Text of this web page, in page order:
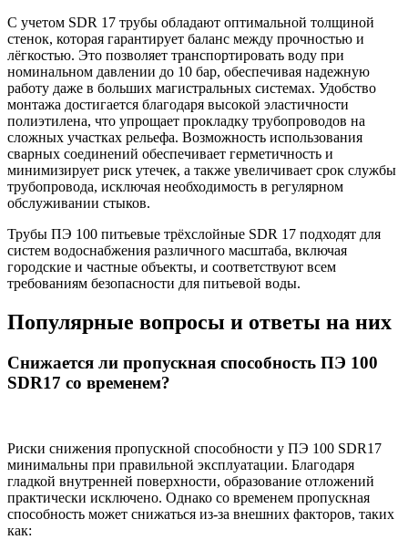
С учетом SDR 17 трубы обладают оптимальной толщиной
стенок, которая гарантирует баланс между прочностью и
лёгкостью. Это позволяет транспортировать воду при
номинальном давлении до 10 бар, обеспечивая надежную
работу даже в больших магистральных системах. Удобство
монтажа достигается благодаря высокой эластичности
полиэтилена, что упрощает прокладку трубопроводов на
сложных участках рельефа. Возможность использования
сварных соединений обеспечивает герметичность и
минимизирует риск утечек, а также увеличивает срок службы
трубопровода, исключая необходимость в регулярном
обслуживании стыков.
Трубы ПЭ 100 питьевые трёхслойные SDR 17 подходят для
систем водоснабжения различного масштаба, включая
городские и частные объекты, и соответствуют всем
требованиям безопасности для питьевой воды.
Популярные вопросы и ответы на них
Снижается ли пропускная способность ПЭ 100
SDR17 со временем?
Риски снижения пропускной способности у ПЭ 100 SDR17
минимальны при правильной эксплуатации. Благодаря
гладкой внутренней поверхности, образование отложений
практически исключено. Однако со временем пропускная
способность может снижаться из-за внешних факторов, таких
как: